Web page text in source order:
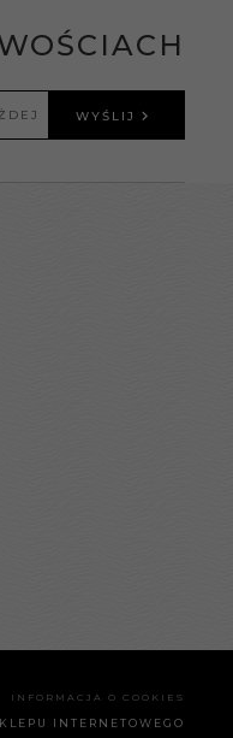
WYŚLIJ
INFORMACJA O COOKIES
INTERNETOWEGO